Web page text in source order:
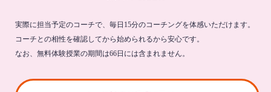
実際に担当予定のコーチで、毎日15分のコーチングを体感いただけます。
コーチとの相性を確認してから始められるから安心です。
なお、無料体験授業の期間は66日には含まれません。